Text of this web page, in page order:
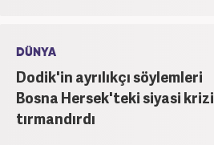
DÜNYA
Dodik'in ayrılıkçı söylemleri
Bosna Hersek'teki siyasi krizi
tırmandırdı